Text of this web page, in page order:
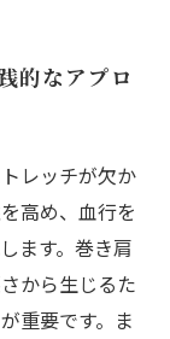
的なアプロ
レッチが欠か
高め、血行を
ます。巻き肩
から生じるた
重要です。ま